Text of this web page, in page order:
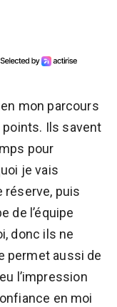
mon parcours
points. Ils savent
pour
je vais
réserve, puis
de l’équipe
donc ils ne
permet aussi de
l’impression
en moi